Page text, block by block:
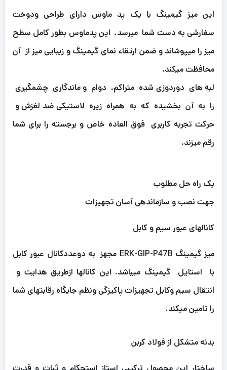
این میز گیمینگ با یک پد ماوس دارای طراحی ودوخت
سفارشی به دست شما میرسد. این پدماوس بطور کامل سطح
میز را میپوشاند و ضمن ارتقاء نمای گیمینگ و زیبایی میز از آن
محافظت میکند.
لبه های دوردوزی شده متراکم، دوام و ماندگاری چشمگیری
را به آن بخشیده که به همراه زیره لاستیکی ضد لغزش و
حرکت تجربه کاربری فوق العاده خاص و برجسته را برای شما
رقم میزند.
یک راه حل مطلوب
جهت نصب و سازماندهی آسان تجهیزات
کانالهای عبور سیم و کابل
میز گیمینگ ERK-GIP-P47B مجهز به دوعددکانال عبور کابل
با استایل گیمینگ میباشد. این کانالها ازطریق هدایت و
انتقال سیم وکابل تجهیزات پاکیزگی ونظم جایگاه رقابتهای شما
را تامین میکند.
بدنه متشکل از فولاد کربن